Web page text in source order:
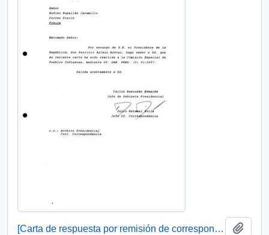
[Carta de respuesta por remisión de correspondencia enviada al Presidente, redirigiéndola a la Comisión Especial de Pueblos Indígenas ]